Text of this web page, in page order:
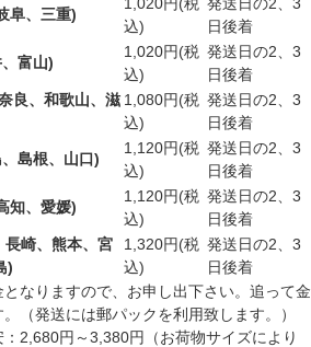
阜、三重)
込)
日後着
富山)
1,020円(税
込)
発送日の2、3
日後着
良、和歌山、滋 1,080円(税
込)
発送日の2、3
日後着
島根、山口)
1,120円(税
込)
発送日の2、3
日後着
知、愛媛)
1,120円(税
込)
発送日の2、3
日後着
崎、熊本、宮
)
1,320円(税
込)
発送日の2、3
日後着
なりますので、お申し出下さい。追って金
（発送には郵パックを利用致します。）
2,680円～3,380円（お荷物サイズにより